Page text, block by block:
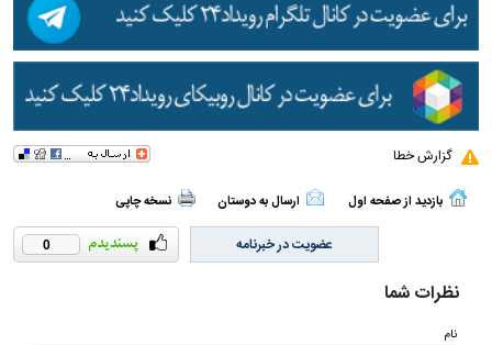
گزارش خطا
بازدید از صفحه اول ارسال به دوستان نسخه چاپی
0 عضویت در خبرنامه
نظرات شما
نام